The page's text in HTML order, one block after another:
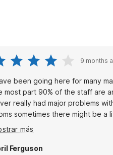
9 months
been going here for many
most part 90% of the staff are
really had major problems
sometimes there might be a
really good with coming and
or moving you to an
properly and I just love the
más
Ferguson